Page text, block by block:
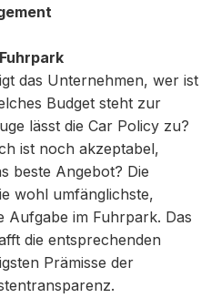
das Unternehmen, wer ist
Budget steht zur
lässt die Car Policy zu?
ist noch akzeptabel,
beste Angebot? Die
wohl umfänglichste,
Aufgabe im Fuhrpark. Das
die entsprechenden
Prämisse der